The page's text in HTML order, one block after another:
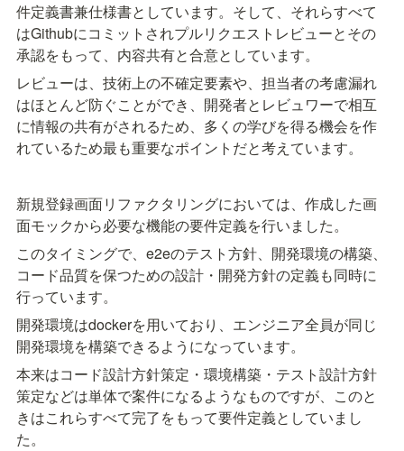
件定義書兼仕様書としています。そして、それらすべて
はGithubにコミットされプルリクエストレビューとその
承認をもって、内容共有と合意としています。
レビューは、技術上の不確定要素や、担当者の考慮漏れ
はほとんど防ぐことができ、開発者とレビュワーで相互
に情報の共有がされるため、多くの学びを得る機会を作
れているため最も重要なポイントだと考えています。
新規登録画面リファクタリングにおいては、作成した画
面モックから必要な機能の要件定義を行いました。
このタイミングで、e2eのテスト方針、開発環境の構築、
コード品質を保つための設計・開発方針の定義も同時に
行っています。
開発環境はdockerを用いており、エンジニア全員が同じ
開発環境を構築できるようになっています。
本来はコード設計方針策定・環境構築・テスト設計方針
策定などは単体で案件になるようなものですが、このと
きはこれらすべて完了をもって要件定義としていまし
た。